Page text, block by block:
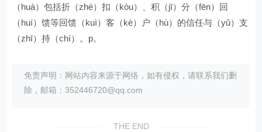
（huà）包括折（zhé）扣（kòu）、积（jī）分（fēn）回
（huí）馈等回馈（kuì）客（kè）户（hù）的信任与（yǔ）支
（zhī）持（chí）。p。
免责声明：网站内容来源于网络，如有侵权，请联系我们删
除，邮箱：352446720@qq.com
THE END